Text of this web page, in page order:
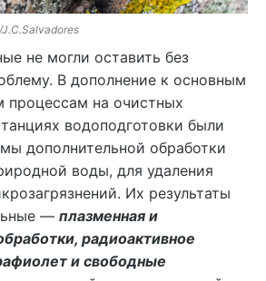
не могли оставить без
В дополнение к основным
процессам на очистных
водоподготовки были
дополнительной обработки
воды, для удаления
Их результаты
— плазменная и
радиоактивное
и свободные